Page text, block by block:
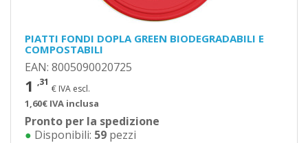
PIATTI FONDI DOPLA GREEN BIODEGRADABILI E
COMPOSTABILI
EAN: 8005090020725
1 ,31
€ IVA escl.
1,60€ IVA inclusa
Pronto per la spedizione
● Disponibili: 59 pezzi